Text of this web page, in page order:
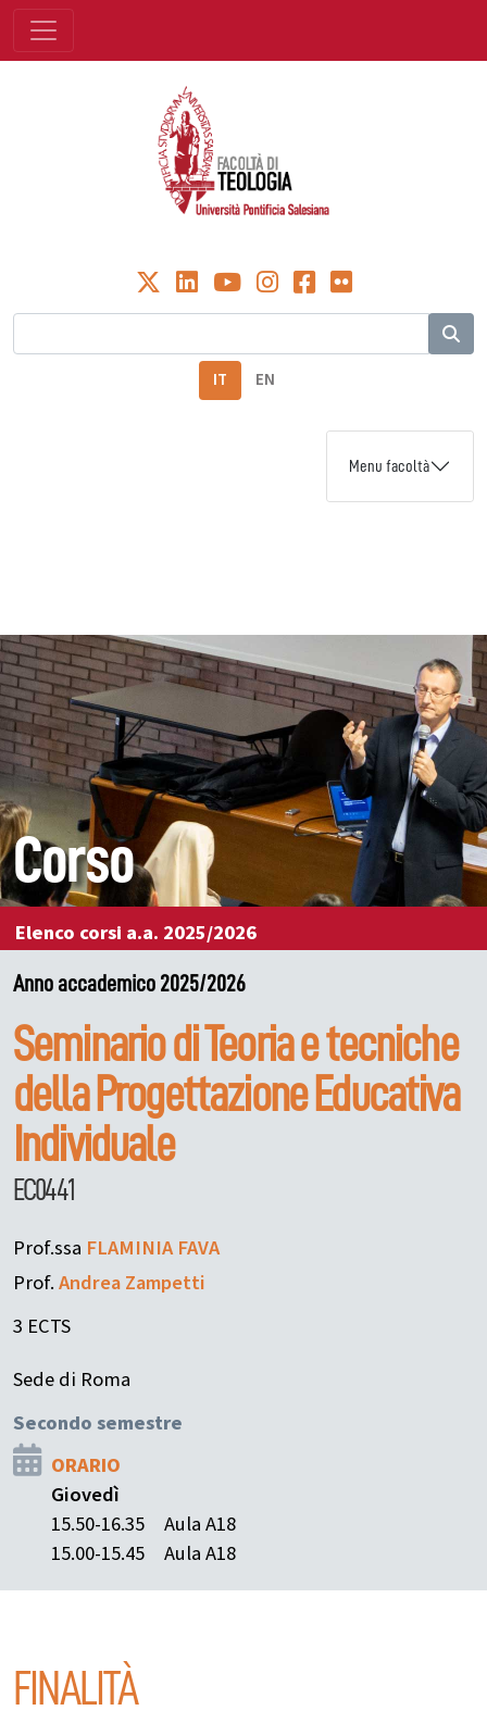
IT EN
Menu facoltà
Corso
Elenco corsi a.a. 2025/2026
Anno accademico 2025/2026
Seminario di Teoria e tecniche
della Progettazione Educativa
Individuale
EC0441
Prof.ssa FLAMINIA FAVA
Prof.AndreaZampetti
3 ECTS
Sede di Roma
Secondo semestre
ORARIO
Giovedì
15.50-16.35
Aula A18
15.00-15.45
Aula A18
FINALITÀ